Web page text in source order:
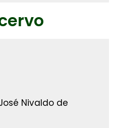
Nivaldo de